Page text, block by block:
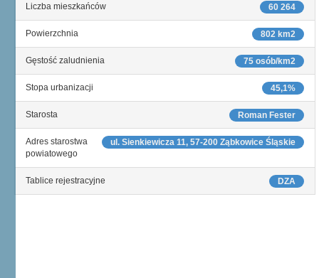
60 264
Liczba mieszkańców
802 km2
Powierzchnia
75 osób/km2
Gęstość zaludnienia
45,1%
Stopa urbanizacji
Roman Fester
Starosta
ul. Sienkiewicza 11, 57-200 Ząbkowice Śląskie
Adres starostwa
powiatowego
DZA
Tablice rejestracyjne